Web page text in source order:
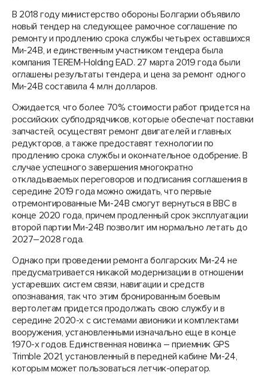
В 2018 году министерство обороны Болгарии объявило
новый тендер на следующее рамочное соглашение по
ремонту и продлению срока службы четырех оставшихся
Ми-24В, и единственным участником тендера была
компания TEREM-Holding EAD. 27 марта 2019 года были
оглашены результаты тендера, и цена за ремонт одного
Ми-24В составила 4 млн долларов.
Ожидается, что более 70% стоимости работ придется на
российских субподрядчиков, которые обеспечат поставки
запчастей, осуществят ремонт двигателей и главных
редукторов, а также предоставят технологии по
продлению срока службы и окончательное одобрение. В
случае успешного завершения многократно
откладываемых переговоров и подписания соглашения в
середине 2019 года можно ожидать, что первые
отремонтированные Ми-24В смогут вернуться в ВВС в
конце 2020 года, причем продленный срок эксплуатации
второй партии Ми-24В позволит им нормально летать до
2027–2028 года.
Однако при проведении ремонта болгарских Ми-24 не
предусматривается никакой модернизации в отношении
устаревших систем связи, навигации и средств
опознавания, так что этим бронированным боевым
вертолетам придется продолжать свою службу и в
середине 2020-х с системами авионики и комплектами
вооружения, установленными изначально еще в конце
1970-х годов. Единственная новинка – приемник GPS
Trimble 2021, установленный в передней кабине Ми-24,
которым может пользоваться летчик-оператор.